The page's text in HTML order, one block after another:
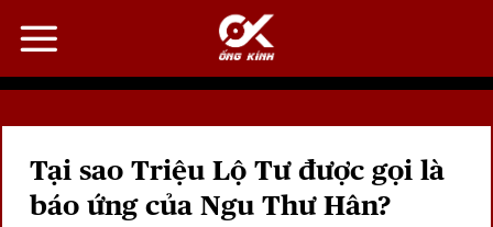
qua
dung
Tại sao Triệu Lộ Tư được gọi là
báo ứng của Ngu Thư Hân?